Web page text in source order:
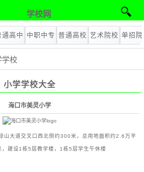
学校网
通高中 中职中专 普通高校 艺术院校 单招
学校
小学学校大全
海口市美灵小学
山大道交叉口西北侧约300米，总用地面积约2.6万平
建设1栋5层教学楼，1栋5层学生午休楼